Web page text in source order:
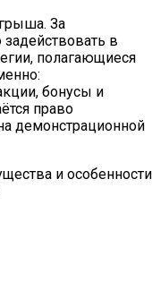
За
задействовать в
полагающиеся
бонусы и
право
демонстрационной